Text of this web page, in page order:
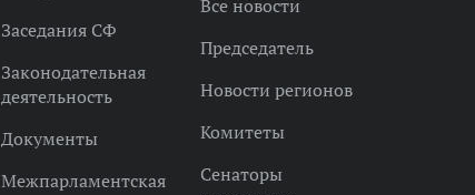
Заседания СФ
Законодательная
деятельность
Документы
Межпарламентская
Все новости
Председатель
Новости регионов
Комитеты
Сенаторы